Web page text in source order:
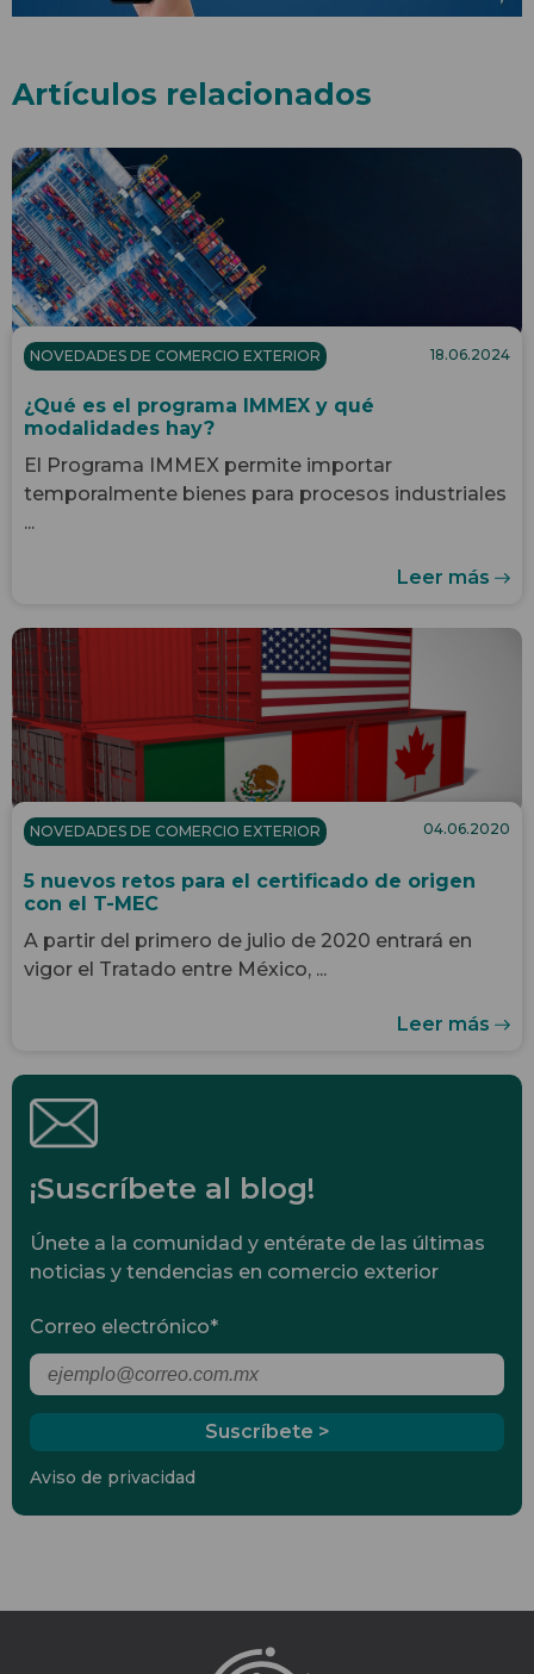
Artículos relacionados
NOVEDADES DE COMERCIO EXTERIOR 18.06.2024
¿Qué es el programa IMMEX y qué
modalidades hay?
El Programa IMMEX permite importar
temporalmente bienes para procesos industriales
...
Leer más
NOVEDADES DE COMERCIO EXTERIOR 04.06.2020
5 nuevos retos para el certificado de origen
con el T-MEC
A partir del primero de julio de 2020 entrará en
vigor el Tratado entre México, ...
Leer más
¡Suscríbete al blog!
Únete a la comunidad y entérate de las últimas
noticias y tendencias en comercio exterior
Correo electrónico*
Aviso de privacidad